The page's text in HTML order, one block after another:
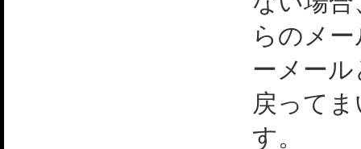
らのメ
ーメー
戻って
す。